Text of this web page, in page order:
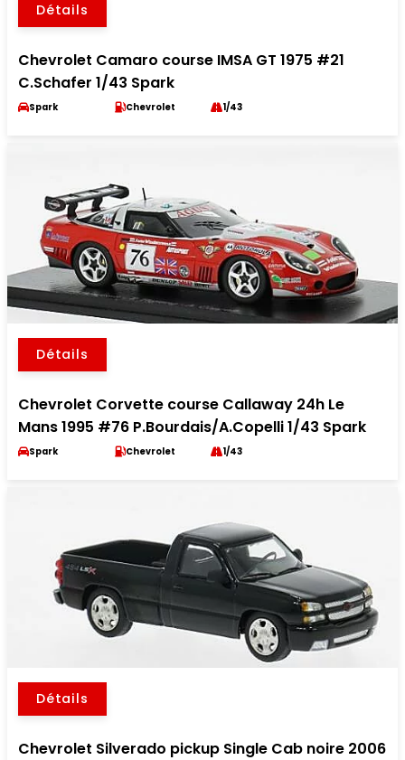
Détails
Chevrolet Camaro course IMSA GT 1975 #21
C.Schafer 1/43 Spark
Spark Chevrolet 1/43
Détails
Chevrolet Corvette course Callaway 24h Le
Mans 1995 #76 P.Bourdais/A.Copelli 1/43 Spark
Spark Chevrolet 1/43
Détails
Chevrolet Silverado pickup Single Cab noire 2006